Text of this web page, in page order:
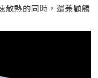
散熱的同時，還兼顧觸